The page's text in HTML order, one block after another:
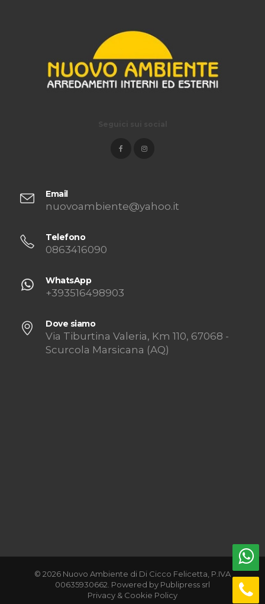
Email
nuovoambiente@yahoo.it
Telefono
0863416090
WhatsApp
+393516498903
Dove siamo
Via Tiburtina Valeria, Km 110, 67068 -
Scurcola Marsicana (AQ)
© 2026 Nuovo Ambiente di Di Cicco Felicetta, P.IVA
00635930662. Powered by Publipress srl
Privacy & Cookie Policy